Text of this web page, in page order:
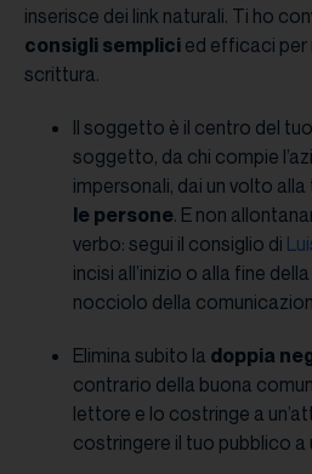
inserisce dei link naturali. Ti ho
consigli semplici ed efficaci per
scrittura.
Il soggetto è il centro del
soggetto, da chi compie
impersonali, dai un volto
le persone. E non
verbo: segui il consiglio di
incisi all’inizio o alla fine
nocciolo della
Elimina subito la doppia
contrario della buona
lettore e lo costringe a
costringere il tuo pubblico